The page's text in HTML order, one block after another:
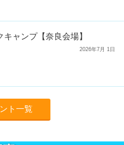
ャンプ【奈良会場】
2026年7月 1日
ト一覧